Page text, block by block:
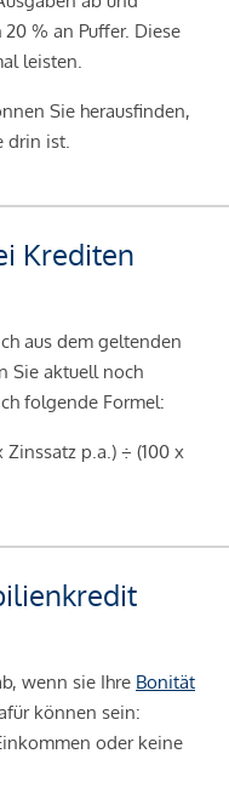
% an Puffer. Diese
leisten.
Sie herausfinden,
drin ist.
Krediten
aus dem geltenden
Sie aktuell noch
folgende Formel:
p.a.) ÷ (100 x
wenn sie Ihre Bonität
können sein:
oder keine